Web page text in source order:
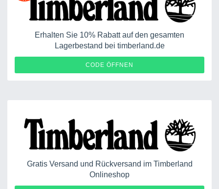
Erhalten Sie 10% Rabatt auf den gesamten
Lagerbestand bei timberland.de
CODE ÖFFNEN
Gratis Versand und Rückversand im Timberland
Onlineshop